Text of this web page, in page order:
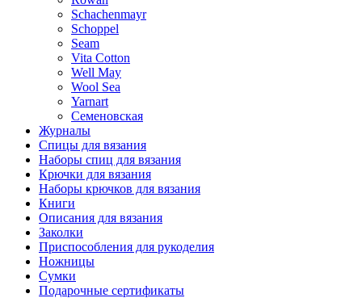
Schachenmayr
Schoppel
Seam
Vita Cotton
Well May
Wool Sea
Yarnart
Семеновская
Журналы
Спицы для вязания
Наборы спиц для вязания
Крючки для вязания
Наборы крючков для вязания
Книги
Описания для вязания
Заколки
Приспособления для рукоделия
Ножницы
Сумки
Подарочные сертификаты